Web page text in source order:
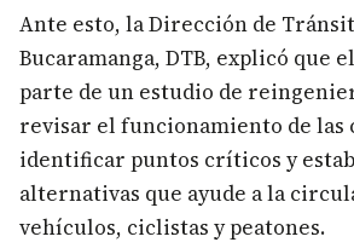
Ante esto, la Dirección de
Bucaramanga, DTB, explicó que
parte de un estudio de
revisar el funcionamiento de
identificar puntos críticos y
alternativas que ayude a la
vehículos, ciclistas y peatones.